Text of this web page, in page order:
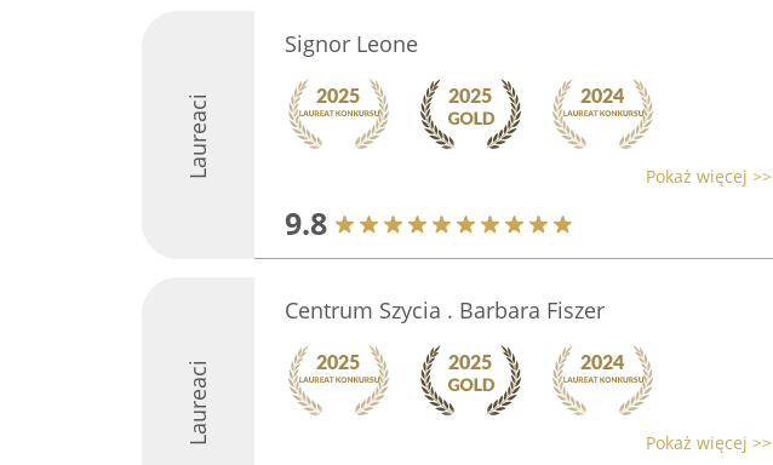
Laureaci
Signor Leone
Pokaż więcej >>
9.8
Laureaci
Centrum Szycia . Barbara Fiszer
Pokaż więcej >>